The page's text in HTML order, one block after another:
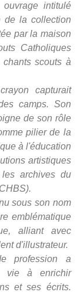
intitulé
de la collection
par la maison
Catholiques
scouts à
capturait
camps. Son
de son rôle
pilier de la
à l'éducation
artistiques
les archives du
sous son nom
emblématique
alliant avec
d'illustrateur.
profession a
vie à enrichir
et ses écrits.